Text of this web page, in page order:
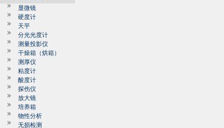
显微镜
硬度计
天平
分光光度计
测量投影仪
干燥箱（烘箱）
测厚仪
粘度计
酸度计
探伤仪
放大镜
培养箱
物性分析
无损检测